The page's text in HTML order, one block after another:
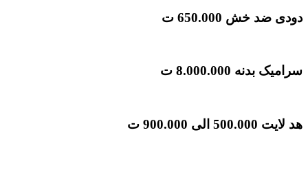
دودی ضد خش 650.000 ت
سرامیک بدنه 8.000.000 ت
هد لایت 500.000 الی 900.000 ت